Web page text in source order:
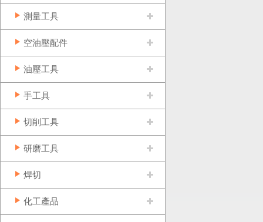
測量工具
空油壓配件
油壓工具
手工具
切削工具
研磨工具
焊切
化工產品